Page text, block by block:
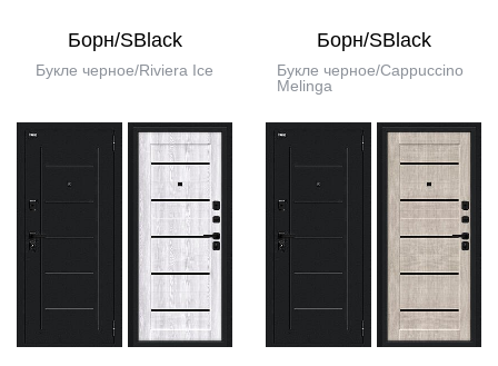
Борн/SBlack
Букле черное/Riviera Ice
Борн/SBlack
Букле черное/Cappuccino
Melinga